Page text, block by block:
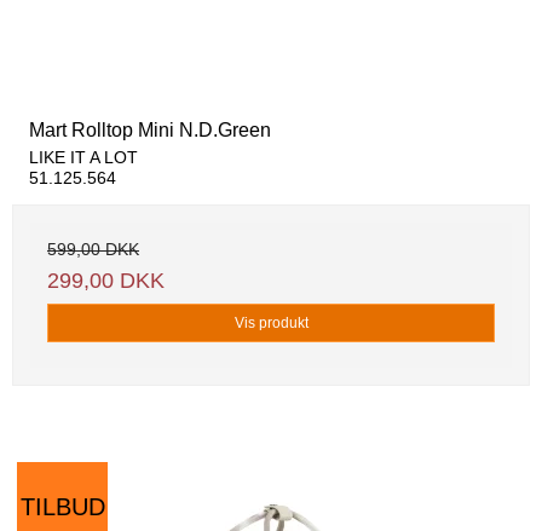
Mart Rolltop Mini N.D.Green
LIKE IT A LOT
51.125.564
599,00 DKK
299,00 DKK
Vis produkt
TILBUD